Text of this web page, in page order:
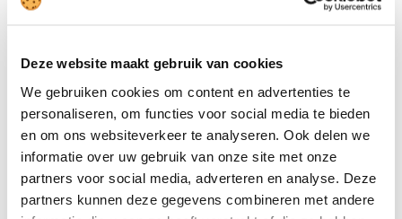
Deze website maakt gebruik van cookies
We gebruiken cookies om content en advertenties te
personaliseren, om functies voor social media te bieden
en om ons websiteverkeer te analyseren. Ook delen we
informatie over uw gebruik van onze site met onze
partners voor social media, adverteren en analyse. Deze
partners kunnen deze gegevens combineren met andere
dragen t/m maat 42.
•42 % acryl
•28% polyamide
D
D
S
D